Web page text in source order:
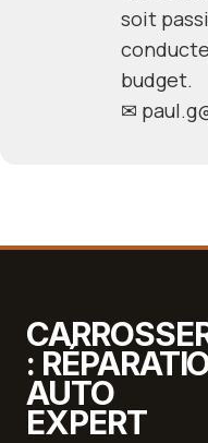
soit
budget.
✉
:
AUTO
EXPERT